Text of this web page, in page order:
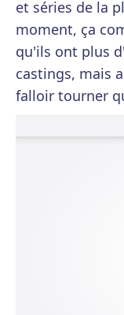
et séries de la
moment, ça
qu'ils ont plus
castings, mais
falloir tourner